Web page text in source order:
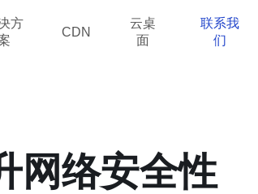
方
CDN
云桌
面
联系我
们
网络安全性